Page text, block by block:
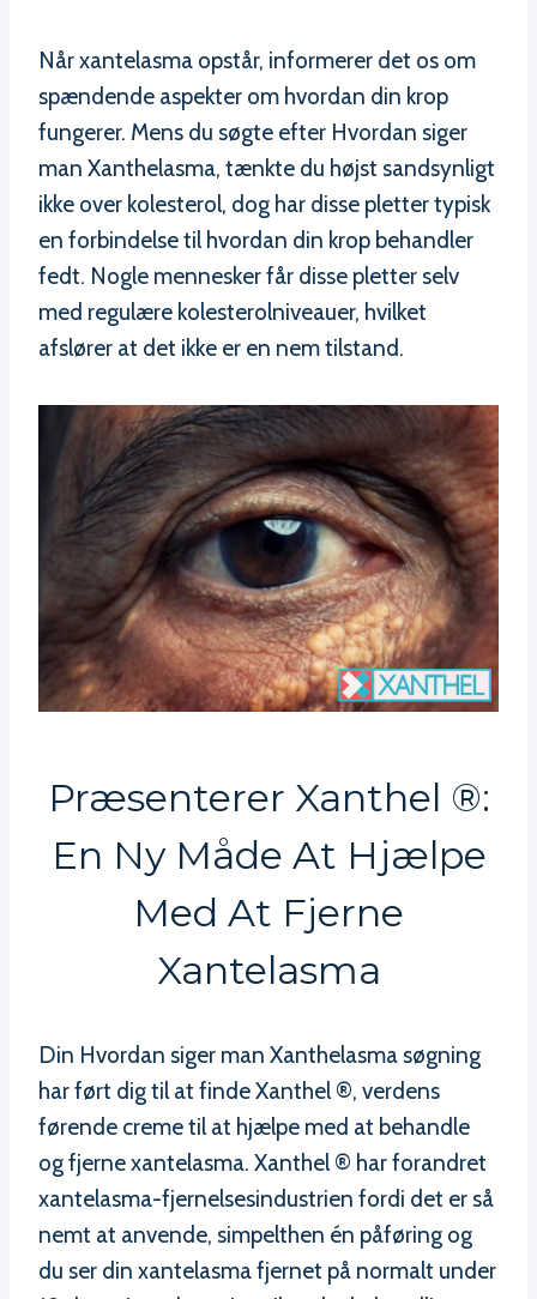
Når xantelasma opstår, informerer det os om
spændende aspekter om hvordan din krop
fungerer. Mens du søgte efter Hvordan siger
man Xanthelasma, tænkte du højst sandsynligt
ikke over kolesterol, dog har disse pletter typisk
en forbindelse til hvordan din krop behandler
fedt. Nogle mennesker får disse pletter selv
med regulære kolesterolniveauer, hvilket
afslører at det ikke er en nem tilstand.
Præsenterer Xanthel ®:
En Ny Måde At Hjælpe
Med At Fjerne
Xantelasma
Din Hvordan siger man Xanthelasma søgning
har ført dig til at finde Xanthel ®, verdens
førende creme til at hjælpe med at behandle
og fjerne xantelasma. Xanthel ® har forandret
xantelasma-fjernelsesindustrien fordi det er så
nemt at anvende, simpelthen én påføring og
du ser din xantelasma fjernet på normalt under